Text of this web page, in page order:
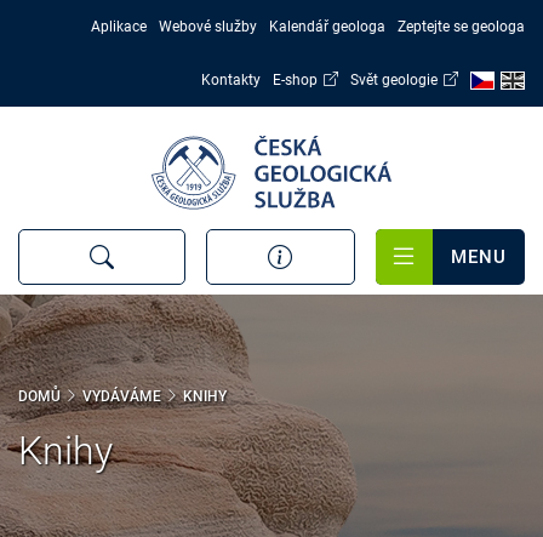
Aplikace Webové služby Kalendář geologa Zeptejte se geologa
Kontakty E-shop Svět geologie
MENU
DOMŮ VYDÁVÁME KNIHY
Knihy